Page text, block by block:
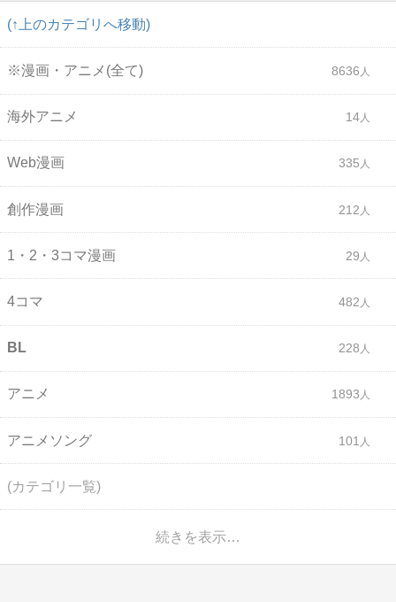
(↑上のカテゴリへ移動)
※漫画・アニメ(全て) 8636
海外アニメ 14
Web漫画 335
創作漫画 212
1・2・3コマ漫画 29
4コマ 482
BL 228
アニメ 1893
アニメソング 101
(カテゴリ一覧)
続きを表示…